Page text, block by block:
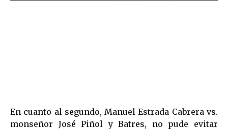
En cuanto al segundo, Manuel Estrada Cabrera vs.
monseñor José Piñol y Batres, no pude evitar